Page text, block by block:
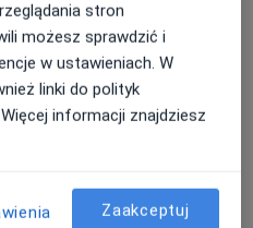
Umów wizytę
stron
możesz sprawdzić i
w ustawieniach. W
linki do polityk
informacji znajdziesz
Zaakceptuj